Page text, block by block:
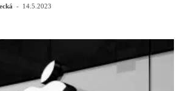
- 14.5.2023